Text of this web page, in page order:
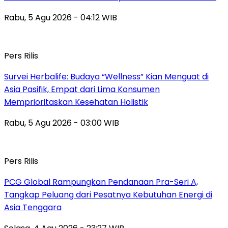
Rabu, 5 Agu 2026 - 04:12 WIB
Pers Rilis
Survei Herbalife: Budaya “Wellness” Kian Menguat di
Asia Pasifik, Empat dari Lima Konsumen
Memprioritaskan Kesehatan Holistik
Rabu, 5 Agu 2026 - 03:00 WIB
Pers Rilis
PCG Global Rampungkan Pendanaan Pra-Seri A,
Tangkap Peluang dari Pesatnya Kebutuhan Energi di
Asia Tenggara